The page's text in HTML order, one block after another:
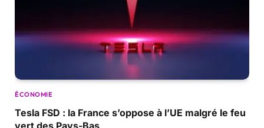
ÉCONOMIE
Tesla FSD : la France s’oppose à l’UE malgré le feu